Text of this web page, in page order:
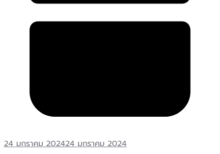
24 มกราคม 202424 มกราคม 2024